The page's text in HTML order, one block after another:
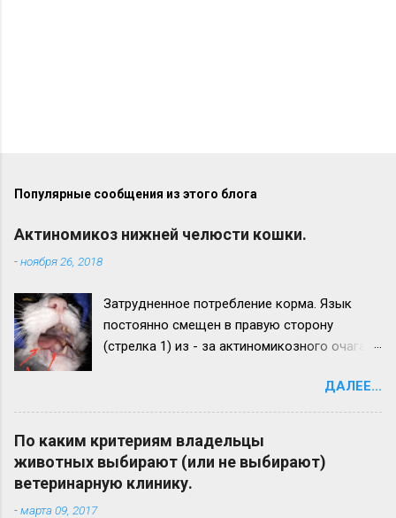
Популярные сообщения из этого блога
Актиномикоз нижней челюсти кошки.
-ноября 26, 2018
Затрудненное потребление корма. Язык
постоянно смещен в правую сторону
(стрелка 1) из - за актиномикозного очага,
актиномикозного очага более наблюдается
Вид нижней челюсти с левой стороны.
Челюсть увеличена в размере в 2,5 - 3 раза.
Прогноз неблагоприятный. Удачи всем!
ДАЛЕЕ...
По каким критериям владельцы
животных выбирают (или не выбирают)
ветеринарную клинику.
-марта 09, 2017